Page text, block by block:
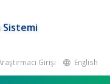
Girişi English